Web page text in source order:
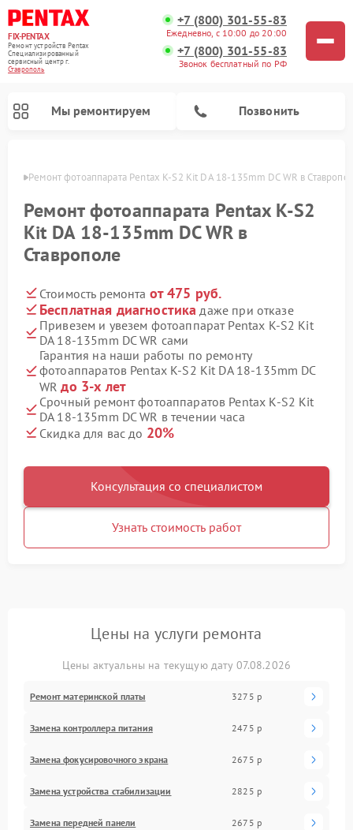
FIX-PENTAX
Ремонт устройств Pentax
Специализированный
cервисный центр г.
Ставрополь
+7 (800) 301-55-83
Ежедневно, с 10:00 до 20:00
+7 (800) 301-55-83
Звонок бесплатный по РФ
Мы ремонтируем Позвонить
Ремонт фотоаппарата Pentax K-S2 Kit DA 18-135mm DC WR в
Ремонт фотоаппарата Pentax K-S2
Kit DA 18-135mm DC WR в
Ставрополе
Стоимость ремонта от 475 руб.
Бесплатная диагностика даже при отказе
Привезем и увезем фотоаппарат Pentax K-S2 Kit
DA 18-135mm DC WR сами
Гарантия на наши работы по ремонту
фотоаппаратов Pentax K-S2 Kit DA 18-135mm DC
WRдо 3-х лет
Срочный ремонт фотоаппаратов Pentax K-S2 Kit
DA 18-135mm DC WR в течении часа
Скидка для вас до 20%
Консультация со специалистом
Узнать стоимость работ
Цены на услуги ремонта
Цены актуальны на текущую дату 07.08.2026
Ремонт материнской платы 3275 р
Замена контроллера питания 2475 р
Замена фокусировочного экрана 2675 р
Замена устройства стабилизации 2825 р
Замена передней панели 2675 р